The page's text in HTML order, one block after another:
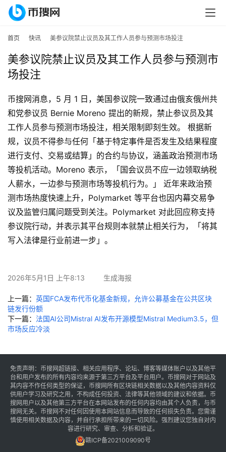
首
页
行
情
快
题
百
科
首页 快讯 美参议院禁止议员及其工作人员参与预测市场投注
美参议院禁止议员及其工作人员参与预测市
场投注
币搜网消息，5 月 1 日，美国参议院一致通过由俄亥俄州共
和党参议员 Bernie Moreno 提出的新规，禁止参议员及其
工作人员参与预测市场投注，相关限制即刻生效。 根据新
规，议员不得参与任何「基于特定事件是否发生及结果程度
进行支付、交易或结算」的合约与协议，涵盖政治预测市场
等投机活动。Moreno 表示，「国会议员不应一边领取纳税
人薪水，一边参与预测市场等投机行为。」 近年来政治预
测市场热度快速上升，Polymarket 等平台也因内幕交易争
议及监管归属问题受到关注。Polymarket 对此回应称支持
参议院行动，并表示其平台规则本就禁止相关行为，「将其
写入法律是行业前进一步」。
2026年5月1日 上午8:13 生成海报
上一篇： 英国FCA发布代币化基金新规，允许公募基金在公共区块
链发行份额
下一篇： 法国AI公司Mistral AI发布开源模型Mistral Medium3.5，但
市场反应冷淡
免责声明：币搜网超链接、相关应用程序、论坛、博客等媒体账户以及其他平
台和用户发布的所有内容均来源于第三方平台及平台用户。币搜网对于网站及
其内容不作任何类型的保证，币搜网所有区块链相关数据以及其他内容资料仅
供用户学习及研究之用，不构成任何投资、法律等其他领域的建议和依据。币
搜网用户以及其他第三方平台在本网站发布的任何内容均由其个人负责，与币
搜网无关。币搜网不对任何因使用本网站信息而导致的任何损失负责。您需谨
慎使用相关数据及内容，并自行承担所带来的一切风险。强烈建议您独自对内
容进行研究、审查、分析和验证。
赣ICP备2021009090号